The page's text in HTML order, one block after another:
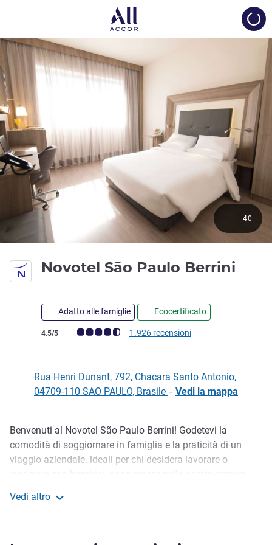
Novotel São Paulo Berrini
Adatto alle famiglie Ecocertificato
Giudizio clienti (Valutazione ALL)
4.5/5 1.926 recensioni
40
Rua Henri Dunant, 792, Chacara Santo Antonio,
04709-110 SAO PAULO, Brasile - Vedi la mappa
Descrizione
Benvenuti al Novotel São Paulo Berrini! Godetevi la
comodità di soggiornare in famiglia e la praticità di un
viaggio aziendale. ideali per chi desidera lavorare o
Lolatella oppure rilassatevi in ​​palestra o nella sauna dopo
Vedi altro